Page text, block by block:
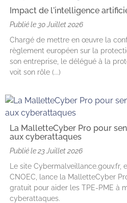
Impact de l'intelligence
Publié le 30 Juillet 2026
Chargé de mettre en œuvre la
règlement européen sur la
son entreprise, le délégué à la
voit son rôle (...)
La MalletteCyber Pro pour
aux cyberattaques
Publié le23 Juillet 2026
Le site Cybermalveillance.gouv.fr,
CNOEC, lance la MalletteCyber
gratuit pour aider les TPE-PME à
cyberattaques.